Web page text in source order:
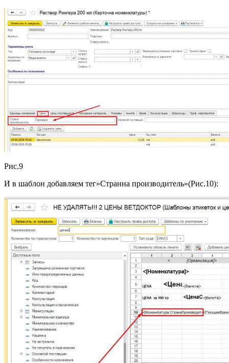
Рис.9
И в шаблон добавляем тег»Странна производитель»(Рис.10):